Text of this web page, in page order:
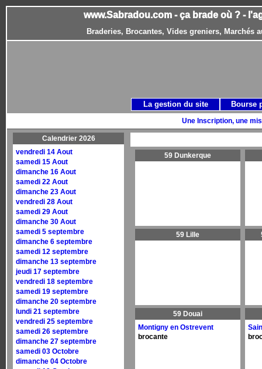
www.Sabradou.com - ça brade où ? -
Braderies, Brocantes, Vides greniers, Marchés
Une Inscription, une
Calendrier 2026
vendredi 14 Aout
samedi 15 Aout
dimanche 16 Aout
samedi 22 Aout
dimanche 23 Aout
vendredi 28 Aout
samedi 29 Aout
dimanche 30 Aout
samedi 5 septembre
dimanche 6 septembre
samedi 12 septembre
dimanche 13 septembre
jeudi 17 septembre
vendredi 18 septembre
samedi 19 septembre
dimanche 20 septembre
lundi 21 septembre
vendredi 25 septembre
samedi 26 septembre
dimanche 27 septembre
samedi 03 Octobre
dimanche 04 Octobre
59 Dunkerque
59 Lille
59 Douai
Montigny en Ostrevent
brocante
La gestion du site Bourse